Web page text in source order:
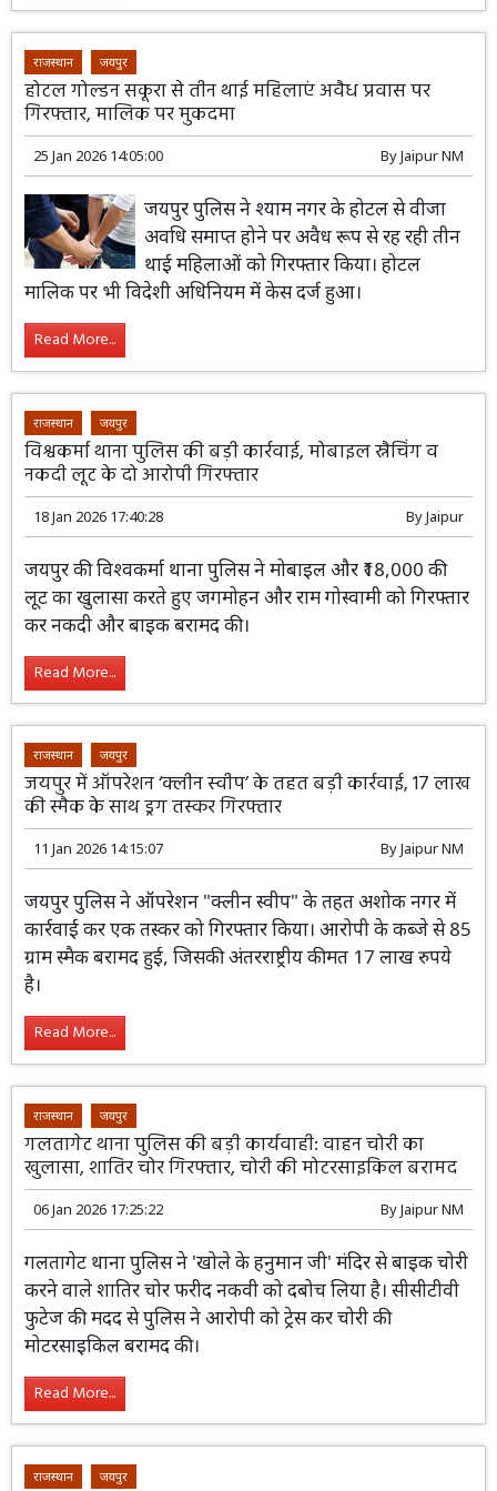
Read More...
राजस्थान जयपुर
होटल गोल्डन सकूरा से तीन थाई महिलाएं अवैध प्रवास पर
गिरफ्तार, मालिक पर मुकदमा
जयपुर पुलिस ने श्याम नगर के होटल से वीजा
अवधि समाप्त होने पर अवैध रूप से रह रही तीन
थाई महिलाओं को गिरफ्तार किया। होटल
मालिक पर भी विदेशी अधिनियम में केस दर्ज हुआ।
Read More...
राजस्थान जयपुर
विश्वकर्मा थाना पुलिस की बड़ी कार्रवाई, मोबाइल स्नैचिंग व
नकदी लूट के दो आरोपी गिरफ्तार
18 Jan 2026 17:40:28 ByJaipur
जयपुर की विश्वकर्मा थाना पुलिस ने मोबाइल और ₹18,000 की
लूट का खुलासा करते हुए जगमोहन और राम गोस्वामी को गिरफ्तार
कर नकदी और बाइक बरामद की।
Read More...
राजस्थान जयपुर
जयपुर में ऑपरेशन ‘क्लीन स्वीप’ के तहत बड़ी कार्रवाई, 17 लाख
की स्मैक के साथ ड्रग तस्कर गिरफ्तार
जयपुर पुलिस ने ऑपरेशन "क्लीन स्वीप" के तहत अशोक नगर में
कार्रवाई कर एक तस्कर को गिरफ्तार किया। आरोपी के कब्जे से 85
ग्राम स्मैक बरामद हुई, जिसकी अंतरराष्ट्रीय कीमत 17 लाख रुपये
है।
Read More...
राजस्थान जयपुर
गलतागेट थाना पुलिस की बड़ी कार्यवाही: वाहन चोरी का
खुलासा, शातिर चोर गिरफ्तार, चोरी की मोटरसाइकिल बरामद
06 Jan 2026 17:25:22 ByJaipur NM
गलतागेट थाना पुलिस ने 'खोले के हनुमान जी' मंदिर से बाइक चोरी
करने वाले शातिर चोर फरीद नकवी को दबोच लिया है। सीसीटीवी
फुटेज की मदद से पुलिस ने आरोपी को ट्रेस कर चोरी की
मोटरसाइकिल बरामद की।
Read More...